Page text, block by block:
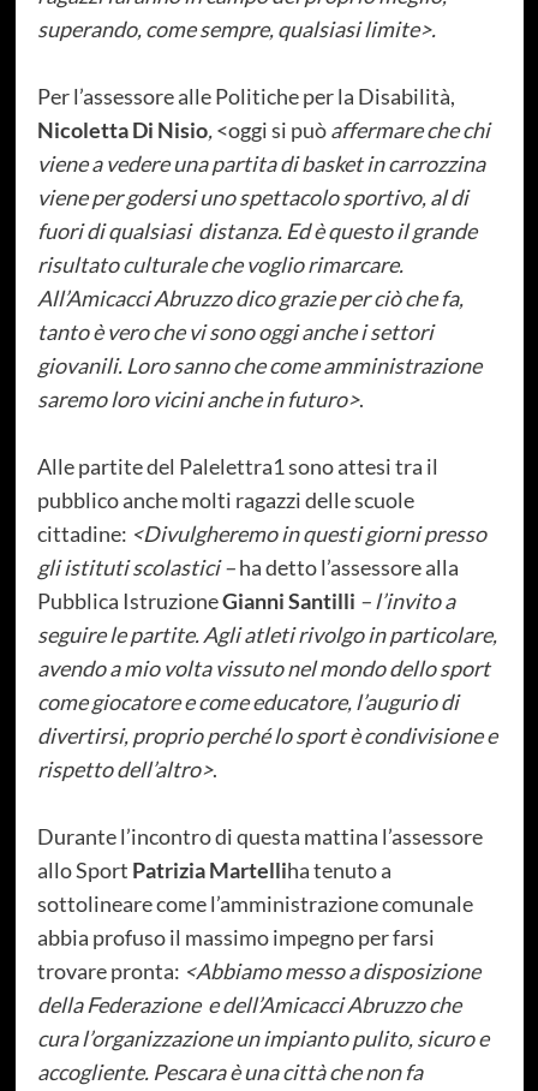
superando, come sempre, qualsiasi limite>.
Per l’assessore alle Politiche per la Disabilità,
Nicoletta Di Nisio,<oggi si puòaffermare che chi
viene a vedere una partita di basket in carrozzina
viene per godersi uno spettacolo sportivo, al di
fuori di qualsiasi distanza. Ed è questo il grande
risultato culturale che voglio rimarcare.
All’Amicacci Abruzzo dico grazie per ciò che fa,
tanto è vero che vi sono oggi anche i settori
giovanili. Loro sanno che come amministrazione
saremo loro vicini anche in futuro>.
Alle partite del Palelettra1 sono attesi tra il
pubblico anche molti ragazzi delle scuole
cittadine: <Divulgheremo in questi giorni presso
gli istituti scolastici –ha detto l’assessore alla
Pubblica IstruzioneGianni Santilli – l’invito a
seguire le partite. Agli atleti rivolgo in particolare,
avendo a mio volta vissuto nel mondo dello sport
come giocatore e come educatore, l’augurio di
divertirsi, proprio perché lo sport è condivisione e
rispetto dell’altro>.
Durante l’incontro di questa mattina l’assessore
allo Sport Patrizia Martelliha tenuto a
sottolineare come l’amministrazione comunale
abbia profuso il massimo impegno per farsi
trovare pronta: <Abbiamo messo a disposizione
della Federazione e dell’Amicacci Abruzzo che
cura l’organizzazione un impianto pulito, sicuro e
accogliente. Pescara è una città che non fa